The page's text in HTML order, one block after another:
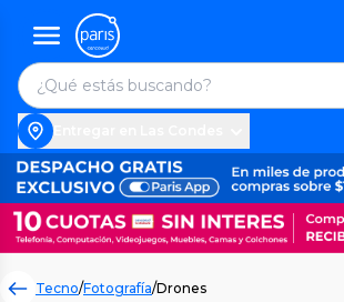
Tecno/Fotografía/Drones